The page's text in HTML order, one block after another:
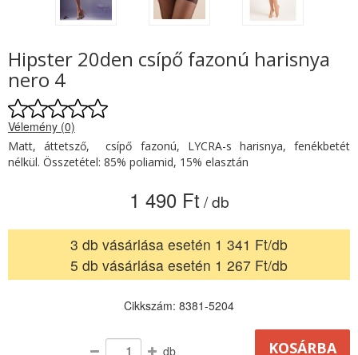
Hipster 20den csípő fazonú harisnya
nero 4
Vélemény (0)
Matt, áttetsző, csípő fazonú, LYCRA-s harisnya, fenékbetét
nélkül. Összetétel: 85% poliamid, 15% elasztán
1 490 Ft / db
3 db vásárlása esetén 1 341 Ft/db
5 db vásárlása esetén 1 267 Ft/db
Cikkszám: 8381-5204
db